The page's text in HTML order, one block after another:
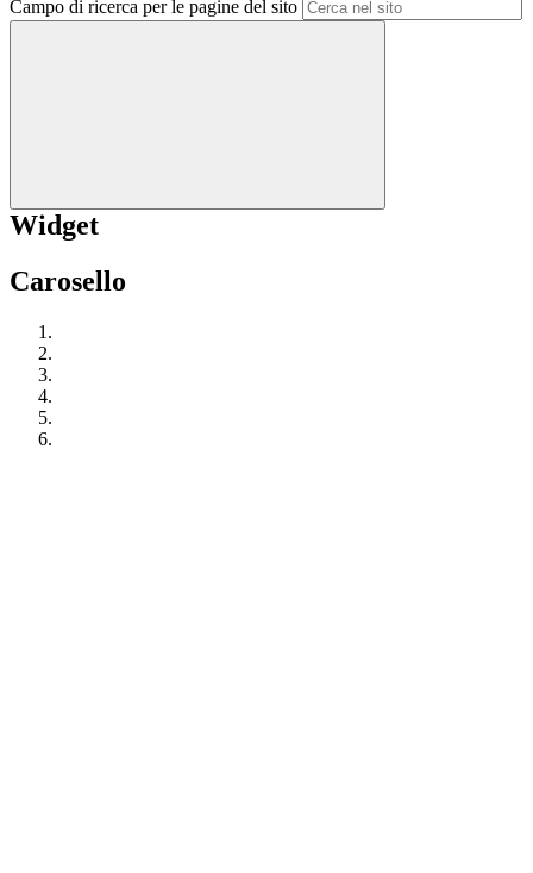
Campo di ricerca per le pagine del sito
Widget
Carosello